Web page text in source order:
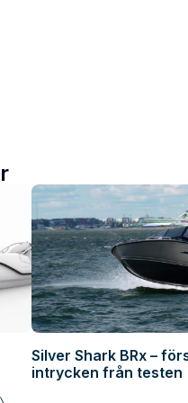
Silver Shark BRx –
intrycken från testen